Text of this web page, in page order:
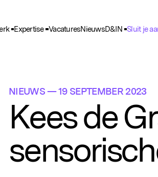
Expertise VacaturesNieuwsD&IN Sluit je
NIEUWS— 19 SEPTEMBER 2023
Kees de
Deze helpen ons om het gebruik van de
gegevens worden geanonimiseerd
Deze worden gebruikt om je surfgedrag te
en advertenties kunnen tonen.